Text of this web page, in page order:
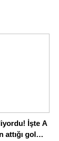
İşte A
attığı gol